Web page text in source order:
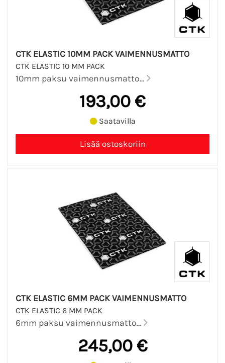
CTK ELASTIC 10MM PACK VAIMENNUSMATTO
CTK ELASTIC 10 MM PACK
10mm paksu vaimennusmatto...
193,00 €
Saatavilla
CTK ELASTIC 6MM PACK VAIMENNUSMATTO
CTK ELASTIC 6 MM PACK
6mm paksu vaimennusmatto...
245,00 €